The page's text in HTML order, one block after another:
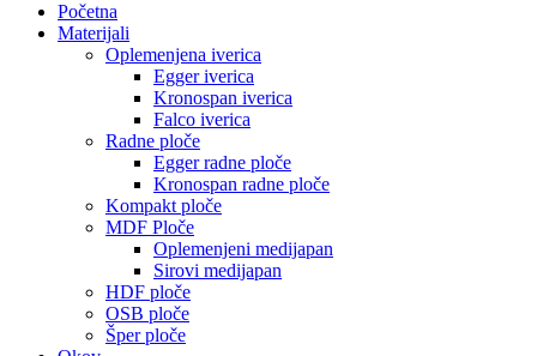
Početna
Materijali
Oplemenjena iverica
Egger iverica
Kronospan iverica
Falco iverica
Radne ploče
Egger radne ploče
Kronospan radne ploče
Kompakt ploče
MDF Ploče
Oplemenjeni medijapan
Sirovi medijapan
HDF ploče
OSB ploče
Šper ploče